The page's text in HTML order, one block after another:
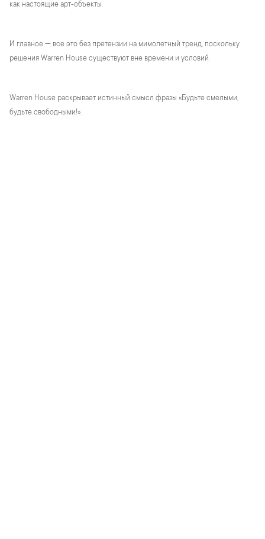
как настоящие арт-объекты.
И главное — все это без претензии на мимолетный тренд, поскольку
решения Warren House существуют вне времени и условий.
Warren House раскрывает истинный смысл фразы «Будьте смелыми,
будьте свободными!».